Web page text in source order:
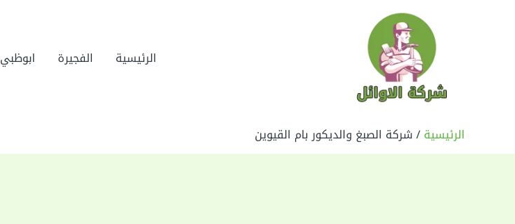
الرئيسية الفجيرة ابوظبي
الرئيسية شركة الصبغ والديكور بام القيوين